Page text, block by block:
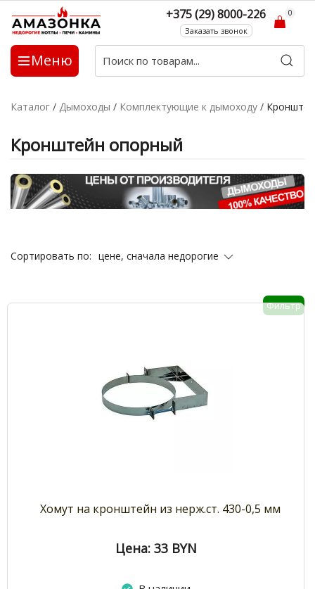
Меню
+375 (29) 8000-226
Заказать звонок
0
Каталог / Дымоходы / Комплектующие к дымоходу /
Кронштейн опорный
Сортировать по: цене, сначала недорогие
Фильтр
Хомут на кронштейн из нерж.ст. 430-0,5 мм
Цена: 33 BYN